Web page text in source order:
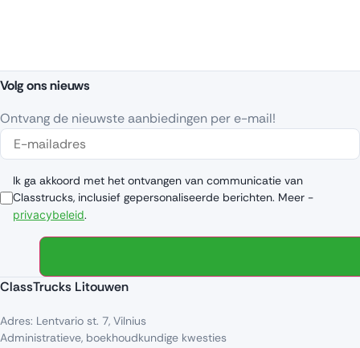
Volg ons nieuws
Ontvang de nieuwste aanbiedingen per e-mail!
Ik ga akkoord met het ontvangen van communicatie van
Classtrucks, inclusief gepersonaliseerde berichten. Meer -
privacybeleid.
ClassTrucks Litouwen
Adres: Lentvario st. 7, Vilnius
Administratieve, boekhoudkundige kwesties